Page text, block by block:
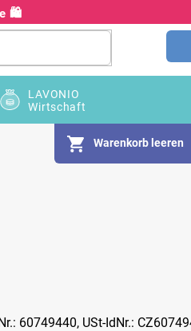
🛍️
Warenkorb leeren
LAVONIO
Wirtschaft
60749440, USt-IdNr.: